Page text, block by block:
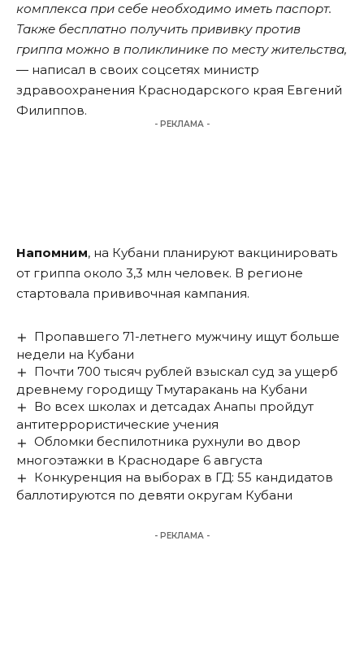
комплекса при себе необходимо иметь паспорт.
Также бесплатно получить прививку против
гриппа можно в поликлинике по месту жительства,
― написал в своих соцсетях министр
здравоохранения Краснодарского края Евгений
Филиппов.
- РЕКЛАМА -
Напомним, на Кубани планируют вакцинировать
от гриппа около 3,3 млн человек. В регионе
стартовала прививочная кампания.
Пропавшего 71-летнего мужчину ищут больше
недели на Кубани
Почти 700 тысяч рублей взыскал суд за ущерб
древнему городищу Тмутаракань на Кубани
Во всех школах и детсадах Анапы пройдут
антитеррористические учения
Обломки беспилотника рухнули во двор
многоэтажки в Краснодаре 6 августа
Конкуренция на выборах в ГД: 55 кандидатов
баллотируются по девяти округам Кубани
- РЕКЛАМА -